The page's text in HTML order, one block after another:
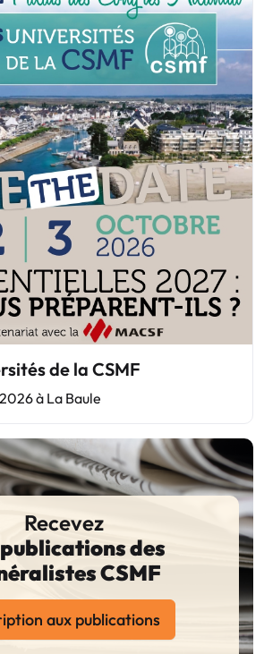
de la CSMF
à La Baule
Recevez
des
CSMF
aux publications